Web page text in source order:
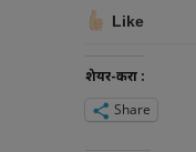
Like
शेयर-करा :
Share